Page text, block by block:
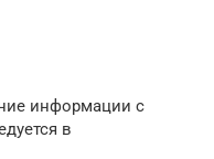
информации с
в